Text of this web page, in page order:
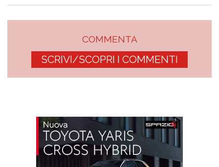
COMMENTA
SCRIVI/SCOPRI I COMMENTI